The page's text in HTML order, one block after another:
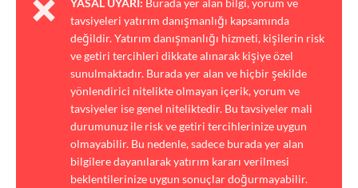
tavsiyeleri yatırım danışmanlığı kapsamında
değildir. Yatırım danışmanlığı hizmeti, kişilerin risk
ve getiri tercihleri dikkate alınarak kişiye özel
sunulmaktadır. Burada yer alan ve hiçbir şekilde
yönlendirici nitelikte olmayan içerik, yorum ve
tavsiyeler ise genel niteliktedir. Bu tavsiyeler mali
durumunuz ile risk ve getiri tercihlerinize uygun
olmayabilir. Bu nedenle, sadece burada yer alan
bilgilere dayanılarak yatırım kararı verilmesi
beklentilerinize uygun sonuçlar doğurmayabilir.